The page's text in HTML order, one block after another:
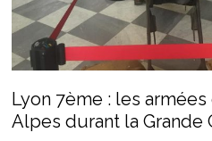
Lyon 7ème : les
Alpes durant la Grande